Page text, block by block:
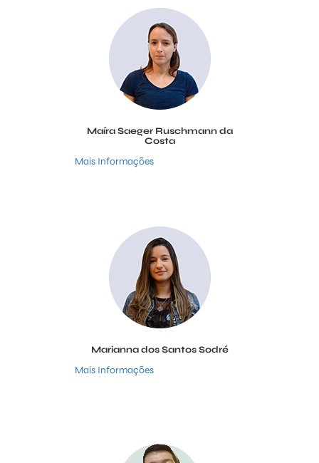
Maíra Saeger Ruschmann da
Costa
Mais Informações
Marianna dos Santos Sodré
Mais Informações